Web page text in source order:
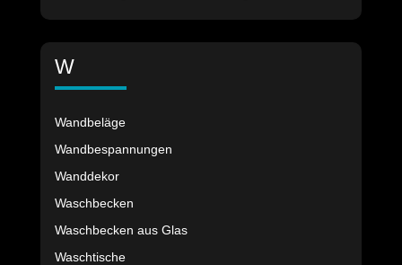
W
Wandbeläge
Wandbespannungen
Wanddekor
Waschbecken
Waschbecken aus Glas
Waschtische